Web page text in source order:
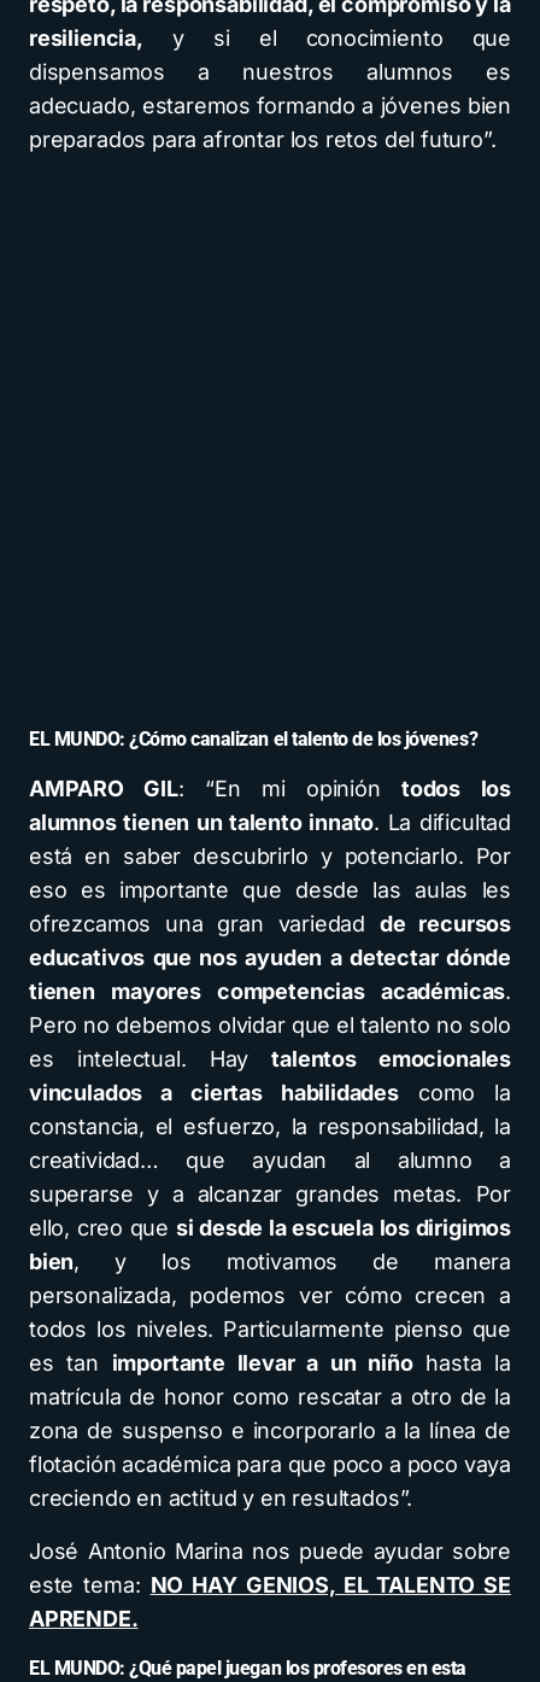
resiliencia, y si el conocimiento que
dispensamos a nuestros alumnos es
adecuado, estaremos formando a jóvenes bien
preparados para afrontar los retos del futuro”.
EL MUNDO: ¿Cómo canalizan el talento de los jóvenes?
AMPARO GIL: “En mi opinióntodos los
alumnos tienen un talento innato. La dificultad
está en saber descubrirlo y potenciarlo. Por
eso es importante que desde las aulas les
ofrezcamos una gran variedad de recursos
educativos que nos ayuden a detectar dónde
tienen mayores competencias académicas.
Pero no debemos olvidar que el talento no solo
es intelectual. Haytalentos emocionales
vinculados a ciertas habilidadescomo la
constancia, el esfuerzo, la responsabilidad, la
creatividad… que ayudan al alumno a
superarse y a alcanzar grandes metas. Por
ello, creo que si desde la escuela los dirigimos
bien, y los motivamos de manera
personalizada, podemos ver cómo crecen a
todos los niveles. Particularmente pienso que
es tan importante llevar a un niñohasta la
matrícula de honor como rescatar a otro de la
zona de suspenso e incorporarlo a la línea de
flotación académica para que poco a poco vaya
creciendo en actitud y en resultados”.
José Antonio Marina nos puede ayudar sobre
este tema: NO HAY GENIOS, EL TALENTO SE
APRENDE.
EL MUNDO: ¿Qué papel juegan los profesores en esta